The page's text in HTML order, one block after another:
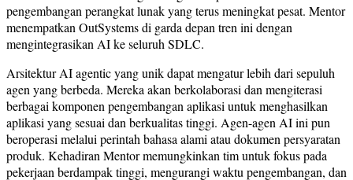
pengembangan perangkat lunak yang terus meningkat pesat. Mentor
menempatkan OutSystems di garda depan tren ini dengan
mengintegrasikan AI ke seluruh SDLC.
Arsitektur AI agentic yang unik dapat mengatur lebih dari sepuluh
agen yang berbeda. Mereka akan berkolaborasi dan mengiterasi
berbagai komponen pengembangan aplikasi untuk menghasilkan
aplikasi yang sesuai dan berkualitas tinggi. Agen-agen AI ini pun
beroperasi melalui perintah bahasa alami atau dokumen persyaratan
produk. Kehadiran Mentor memungkinkan tim untuk fokus pada
pekerjaan berdampak tinggi, mengurangi waktu pengembangan, dan